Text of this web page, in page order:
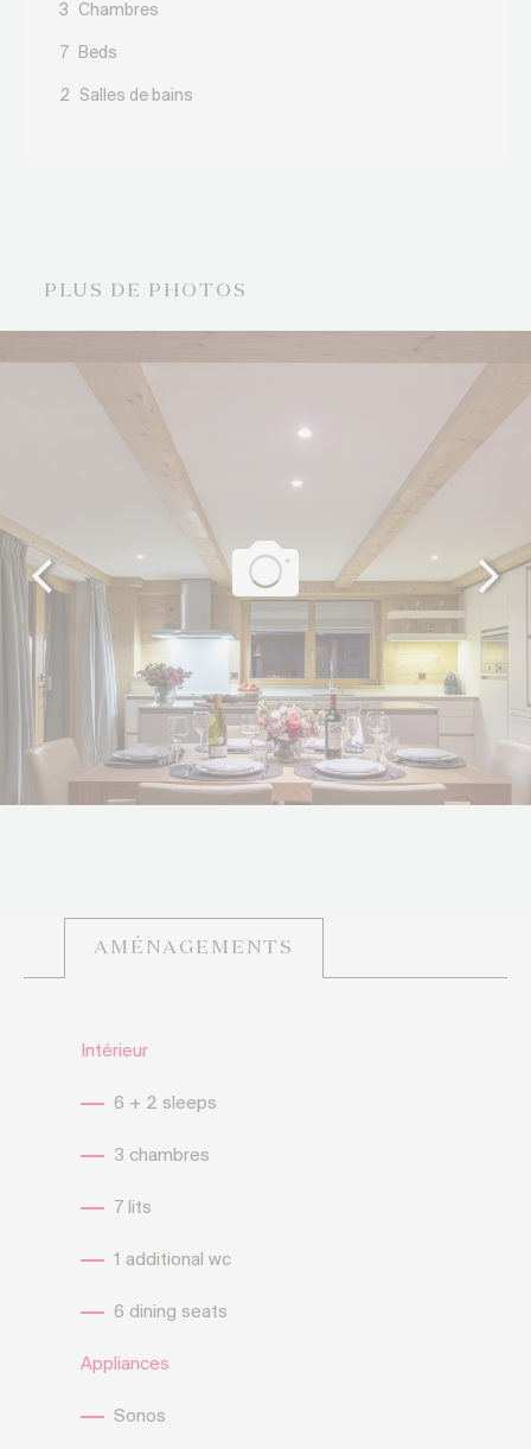
3 Chambres
7 Beds
2 Salles de bains
PLUS DE PHOTOS
AMÉNAGEMENTS
Intérieur
6 + 2 sleeps
3 chambres
7 lits
1 additional wc
6 dining seats
Appliances
Sonos